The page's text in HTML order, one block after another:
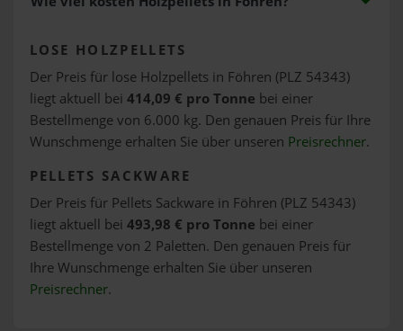
LOSE HOLZPELLETS
Der Preis für lose Holzpellets in Föhren (PLZ 54343)
liegt aktuell bei 414,09 € pro Tonne bei einer
Bestellmenge von 6.000 kg. Den genauen Preis für Ihre
Wunschmenge erhalten Sie über unseren Preisrechner.
PELLETS SACKWARE
Der Preis für Pellets Sackware in Föhren (PLZ 54343)
liegt aktuell bei 493,98 € pro Tonne bei einer
Bestellmenge von 2 Paletten. Den genauen Preis für
Ihre Wunschmenge erhalten Sie über unseren
Preisrechner.